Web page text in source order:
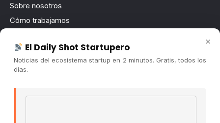
Sobre nosotros
Cómo trabajamos
Contacto
Publicidad
×
El Daily Shot Startupero
Noticias del ecosistema startup en 2 minutos. Gratis, todos los
días.